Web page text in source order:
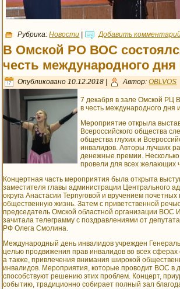
Рубрика: Новости | Добавить
В Омской РО ВОС
честь международного
Опубликовано 10.12.2018 | Автор: OBLVOS
7 декабря в зале Омской РЦ
в честь международного дня
Мероприятие открыла
Всероссийского общества
общества глухих и
инвалидов. Авторы лучших
денежные премии. Несколько
провели для всех желающих
Концертная часть мероприятия была открыта
заместителя главы администрации Центрального
округа Анастасии Терпуговой и вручением почетных
общественную жизнь. Затем с приветственной
председатель Омской областной организации ВОС
зачитала телеграмму с поздравлениями от
РФ Олега Смолина.
Международный день инвалидов учрежден
целью продвижения прав инвалидов во всех сферах
а также, привлечения внимания широкой
инвалидов. Мероприятия, которые проводит ВОС в
способствуют решению этих проблем. Концерт,
событию, традиционно собирает полный зал